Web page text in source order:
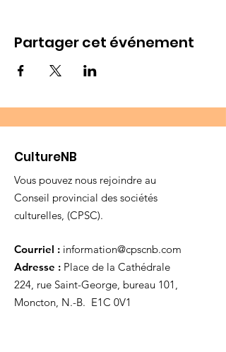
Partager cet événement
CultureNB
Vous pouvez nous rejoindre au
Conseil provincial des sociétés
culturelles, (CPSC).
Courriel : information@cpscnb.com
Adresse : Place de la Cathédrale
224, rue Saint-George, bureau 101,
Moncton, N.-B. E1C 0V1